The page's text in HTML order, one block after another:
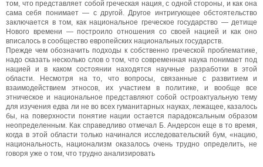
том, что представляет собой греческая нация, с одной стороны, и как она
сама себя понимает — с другой. Другое интригующее обстоятельство
заключается в том, как национальное греческое государство — детище
Нового времени — построило отношения со своей нацией и как оно
вписалось в сообщество европейских национальных государств.
Прежде чем обозначить подходы к собственно греческой проблематике,
надо сказать несколько слов о том, что современная наука понимает под
нацией и в каком состоянии находятся научные разработки в этой
области. Несмотря на то, что вопросы, связанные с развитием и
взаимодействием этносов, их участием в политике, и вообще все
этническое и национальное представляют собой остроактуальную тему
для изучения едва ли не во всех гуманитарных науках, лежащее, казалось
бы, на поверхности понятие нации остается парадоксальным образом
неопределенным. Как справедливо отмечал Б. Андерсон еще в то время,
когда в этой области только начинался исследовательский бум, «нацию,
национальность, национализм оказалось очень трудно определить, не
говоря уже о том, что трудно анализировать